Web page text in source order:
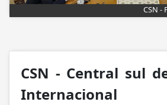
CSN -
CSN - Central sul
Internacional